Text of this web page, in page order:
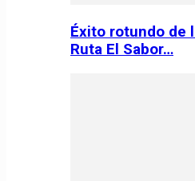
Éxito rotundo de
Ruta El Sabor…